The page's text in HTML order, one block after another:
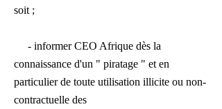
soit ;
- informer CEO Afrique dès la
connaissance d'un " piratage " et en
particulier de toute utilisation illicite ou non-
contractuelle des